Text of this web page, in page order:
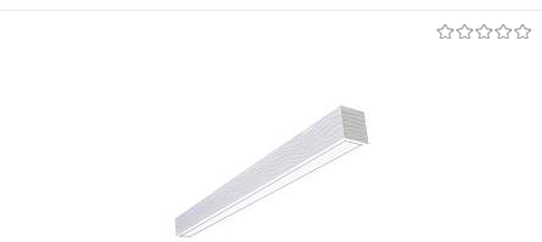
Уточняйте наличие у
менеджера